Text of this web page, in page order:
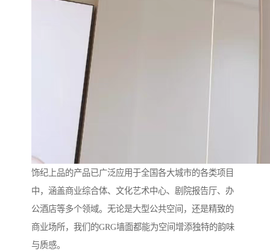
饰纪上品的产品已广泛应用于全国各大城市的各类项目
中，涵盖商业综合体、文化艺术中心、剧院报告厅、办
公酒店等多个领域。无论是大型公共空间，还是精致的
商业场所，我们的GRG墙面都能为空间增添独特的韵味
与质感。